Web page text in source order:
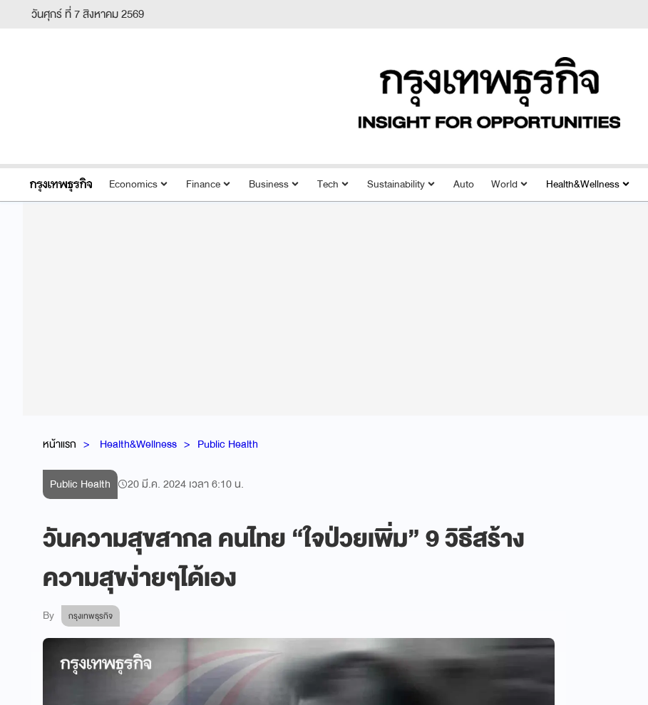
วันศุกร์ ที่ 7 สิงหาคม 2569
Economics Finance Business Tech Sustainability Auto World Health&Wellness
หน้าแรก Health&Wellness Public Health
Public Health 20 มี.ค. 2024 เวลา 6:10 น.
วันความสุขสากล คนไทย “ใจป่วยเพิ่ม” 9 วิธีสร้าง
ความสุขง่ายๆได้เอง
By กรุงเทพธุรกิจ